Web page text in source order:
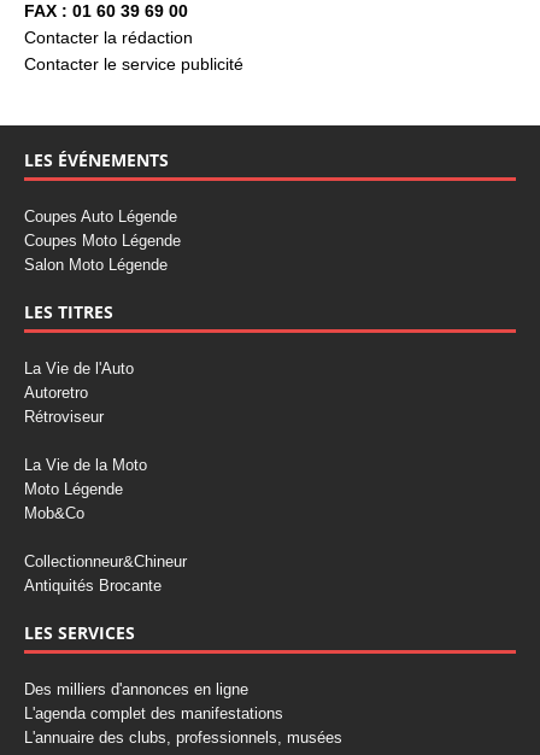
FAX : 01 60 39 69 00
Contacter la rédaction
Contacter le service publicité
LES ÉVÉNEMENTS
Coupes Auto Légende
Coupes Moto Légende
Salon Moto Légende
LES TITRES
La Vie de l'Auto
Autoretro
Rétroviseur
La Vie de la Moto
Moto Légende
Mob&Co
Collectionneur&Chineur
Antiquités Brocante
LES SERVICES
Des milliers d'annonces en ligne
L'agenda complet des manifestations
L'annuaire des clubs, professionnels, musées